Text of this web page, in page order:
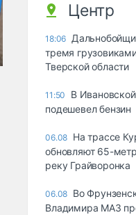
Центр
18:06
тремя
Тверской области
11:50
В
подешевел бензин
06.08 На трассе
обновляют 65-
реку Грайворонка
06.08 Во
Владимира МАЗ